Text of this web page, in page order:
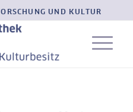
UND KULTUR